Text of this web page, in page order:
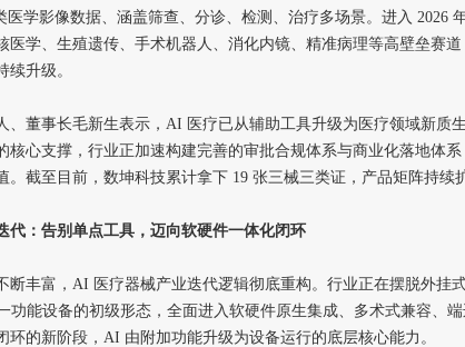
医学影像数据、涵盖筛查、分诊、检测、治疗多场景。进入 2026
医学、生殖遗传、手术机器人、消化内镜、精准病理等高壁垒赛道
续升级。
董事长毛新生表示，AI 医疗已从辅助工具升级为医疗领域新质
核心支撑，行业正加速构建完善的审批合规体系与商业化落地体系
。截至目前，数坤科技累计拿下 19 张三械三类证，产品矩阵持续
：告别单点工具，迈向软硬件一体化闭环
丰富，AI 医疗器械产业迭代逻辑彻底重构。行业正在摆脱外挂
功能设备的初级形态，全面进入软硬件原生集成、多术式兼容、端
环的新阶段，AI 由附加功能升级为设备运行的底层核心能力。